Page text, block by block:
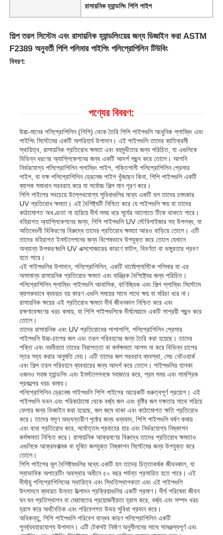
বাড়ি
পণ্য
আমাদের সম্পর্কে
কারখানা ভ্রমণ
মান নিয়ন্ত্রণ
আমাদের সাথে যোগাযোগ করুন
খবর
সব ক্ষেত্রেই
উদ্ধৃতির জন্য আবেদন
পিপি প্লাস্টিকের বোর্ড
রাসায়নিক হ্যান্ডলিং পিপি পাইপ
শিল্প তরল সিস্টেম এবং রাসায়নিক হ্যান্ডলিংয়ের জন্য ডিজাইন করা ASTM
F2389 অনুবর্তী পিপি পলিমার পাইপিং পলিপ্রোপিলিন টিউবিং
বিবরণ:
পণ্যের বিবরণ:
উচ্চ-মানের পলিপ্রোপিলিন (পিপি) থেকে তৈরি পিপি পাইপগুলি আধুনিক প্লাম্বিং এবং
পাইপিং সিস্টেমের একটি অপরিহার্য উপাদান। এই পাইপগুলি তাদের ব্যতিক্রমী
স্থায়িত্ব, রাসায়নিক প্রতিরোধ ক্ষমতা এবং বহুমুখীতার জন্য পরিচিত, যা এগুলিকে
বিভিন্ন ধরণের অ্যাপ্লিকেশনের জন্য একটি আদর্শ পছন্দ করে তোলে। আপনি
নির্ভরযোগ্য পলিপ্রোপিলিন প্লাম্বিং পাইপ, শক্তিশালী পলিপ্রোপিলিন প্রেসার
পাইপ, বা দক্ষ পলিপ্রোপিলিন ড্রেনেজ পাইপ খুঁজছেন কিনা, পিপি পাইপগুলি একটি
ব্যাপক সমাধান সরবরাহ করে যা সর্বোচ্চ শিল্প মান পূরণ করে।
পিপি পাইপের সবচেয়ে উল্লেখযোগ্য সুবিধাগুলির মধ্যে একটি হল তাদের চমৎকার
UV প্রতিরোধ ক্ষমতা। এই বৈশিষ্ট্যটি নিশ্চিত করে যে পাইপগুলি ক্ষয় বা তাদের
কাঠামোগত অখণ্ডতা না হারিয়ে দীর্ঘ সময় ধরে সূর্যের আলোতে টিকে থাকতে পারে।
বহিরাগত অ্যাপ্লিকেশনের জন্য, পিপি পাইপগুলি UV স্টেবিলাইজার সহ উপলব্ধ, যা
অতিবেগুনী বিকিরণের বিরুদ্ধে তাদের প্রতিরোধ ক্ষমতা আরও বাড়িয়ে তোলে। এটি
তাদের বহিরাগত ইনস্টলেশনের জন্য বিশেষভাবে উপযুক্ত করে তোলে যেখানে
অন্যান্য উপকরণগুলি UV এক্সপোজারের কারণে ফাটল, বিবর্ণতা বা ভঙ্গুরতার প্রবণ
হতে পারে।
এই পাইপগুলির উপাদান, পলিপ্রোপিলিন, একটি থার্মোপ্লাস্টিক পলিমার যা এর
অসামান্য রাসায়নিক প্রতিরোধ ক্ষমতা এবং যান্ত্রিক বৈশিষ্ট্যের জন্য পরিচিত।
পলিপ্রোপিলিন প্লাম্বিং পাইপগুলি আবাসিক, বাণিজ্যিক এবং শিল্প প্লাম্বিং সিস্টেমে
ব্যাপকভাবে ব্যবহৃত হয় কারণ এগুলি সময়ের সাথে সাথে ক্ষয় বা মরিচা ধরে না।
রাসায়নিক ক্ষয়ের এই প্রতিরোধ ক্ষমতা দীর্ঘ জীবনকাল নিশ্চিত করে এবং
রক্ষণাবেক্ষণের খরচ কমায়, যা পিপি পাইপগুলিকে দীর্ঘমেয়াদে একটি সাশ্রয়ী পছন্দ করে
তোলে।
তাদের রাসায়নিক এবং UV প্রতিরোধের পাশাপাশি, পলিপ্রোপিলিন প্রেসার
পাইপগুলি উচ্চ-চাপের জল এবং তরল পরিবহনের জন্য তৈরি করা হয়েছে। তাদের
শক্তি এবং নমনীয়তা তাদের নিরাপত্তা বা কর্মক্ষমতা আপস না করে বিভিন্ন চাপের
স্তর সহ্য করার অনুমতি দেয়। এটি তাদের জল সরবরাহ ব্যবস্থা, সেচ নেটওয়ার্ক
এবং শিল্প তরল পরিবহনে ব্যবহারের জন্য আদর্শ করে তোলে। পাইপগুলির হালকা
ওজনও সহজ হ্যান্ডলিং এবং ইনস্টলেশনকে সহজতর করে, শ্রম সময় এবং সামগ্রিক
প্রকল্পের খরচ কমায়।
পলিপ্রোপিলিন ড্রেনেজ পাইপগুলি পিপি পাইপের আরেকটি গুরুত্বপূর্ণ প্রয়োগ। এই
পাইপগুলি ভবন এবং পরিকাঠামো থেকে বর্জ্য জল এবং বৃষ্টির জল দক্ষতার সাথে সরিয়ে
ফেলার জন্য ডিজাইন করা হয়েছে, জল জমে থাকা এবং কাঠামোগত ক্ষতি প্রতিরোধ
করে। তাদের মসৃণ অভ্যন্তরীণ পৃষ্ঠের জন্য ধন্যবাদ, পিপি পাইপগুলি ঘর্ষণ কমায়
এবং বাধা প্রতিরোধ করে, সর্বোত্তম প্রবাহের হার এবং নির্ভরযোগ্য নিষ্কাশন
কর্মক্ষমতা নিশ্চিত করে। রাসায়নিক আক্রমণের বিরুদ্ধে তাদের প্রতিরোধ ক্ষমতাও
এগুলিকে আক্রমণাত্মক বা দূষিত জলযুক্ত নিষ্কাশন সিস্টেমের জন্য উপযুক্ত করে
তোলে।
পিপি পাইপের মূল বৈশিষ্ট্যগুলির মধ্যে একটি হল তাদের চিত্তাকর্ষক জীবনকাল, যা
স্বাভাবিক অপারেটিং অবস্থার অধীনে ৫০ বছর পর্যন্ত প্রসারিত হতে পারে। এই
দীর্ঘায়ু পলিপ্রোপিলিনের স্থায়িত্ব এবং স্থিতিস্থাপকতা এবং এই পাইপগুলি
উৎপাদনে ব্যবহৃত উন্নত উত্পাদন প্রক্রিয়াগুলির একটি প্রমাণ। দীর্ঘ পরিষেবা জীবন
ঘন ঘন প্রতিস্থাপন বা মেরামতের প্রয়োজনীয়তা হ্রাস করে, বর্জ্য এবং সম্পদ খরচ
হ্রাস করে অর্থনৈতিক এবং পরিবেশগত উভয় সুবিধা প্রদান করে।
অধিকন্তু, পিপি পাইপগুলি পরিবেশ বান্ধব কারণ পলিপ্রোপিলিন একটি
পুনর্ব্যবহারযোগ্য উপাদান। এটি টেকসই নির্মাণ অনুশীলনের সাথে সামঞ্জস্যপূর্ণ এবং